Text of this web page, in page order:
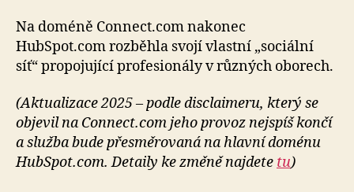
Na doméně Connect.com nakonec
HubSpot.com rozběhla svojí vlastní „sociální
síť“ propojující profesionály v různých oborech.
(Aktualizace 2025 – podle disclaimeru, který se
objevil na Connect.com jeho provoz nejspíš končí
a služba bude přesměrovaná na hlavní doménu
HubSpot.com. Detaily ke změně najdete tu)